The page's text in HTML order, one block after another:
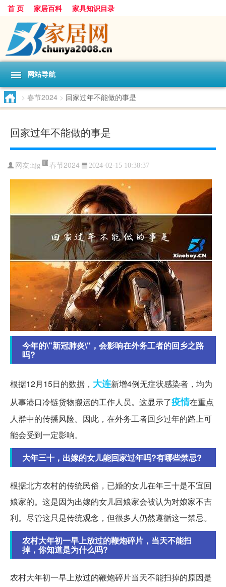
首 页 家居百科 家具知识目录
网站导航
> 春节2024 > 回家过年不能做的事是
回家过年不能做的事是
网友:hjg 春节2024 2024-02-15 10:38:37
今年的\"新冠肺炎\"，会影响在外务工者的回乡之路
吗?
根据12月15日的数据， 大连新增4例无症状感染者，均为
从事港口冷链货物搬运的工作人员。这显示了疫情在重点
人群中的传播风险。因此，在外务工者回乡过年的路上可
能会受到一定影响。
大年三十，出嫁的女儿能回家过年吗?有哪些禁忌?
根据北方农村的传统民俗，已婚的女儿在年三十是不宜回
娘家的。这是因为出嫁的女儿回娘家会被认为对娘家不吉
利。尽管这只是传统观念，但很多人仍然遵循这一禁忌。
农村大年初一早上放过的鞭炮碎片，当天不能扫
掉，你知道是为什么吗?
农村大年初一早上放过的鞭炮碎片当天不能扫掉的原因是